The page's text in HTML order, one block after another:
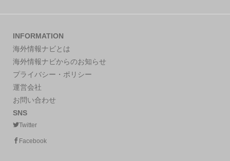
INFORMATION
海外情報ナビとは
海外情報ナビからのお知らせ
プライバシー・ポリシー
運営会社
お問い合わせ
SNS
Twitter
Facebook